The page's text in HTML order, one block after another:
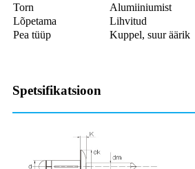
Torn
Alumiiniumist
Lõpetama
Lihvitud
Pea tüüp
Kuppel, suur äärik
Spetsifikatsioon